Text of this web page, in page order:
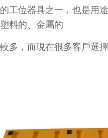
器具之一，也是用途
料的、金屬的
，而現在很多客戶